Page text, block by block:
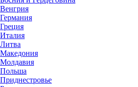
Венгрия
Германия
Греция
Италия
Литва
Македония
Молдавия
Польша
Приднестровье